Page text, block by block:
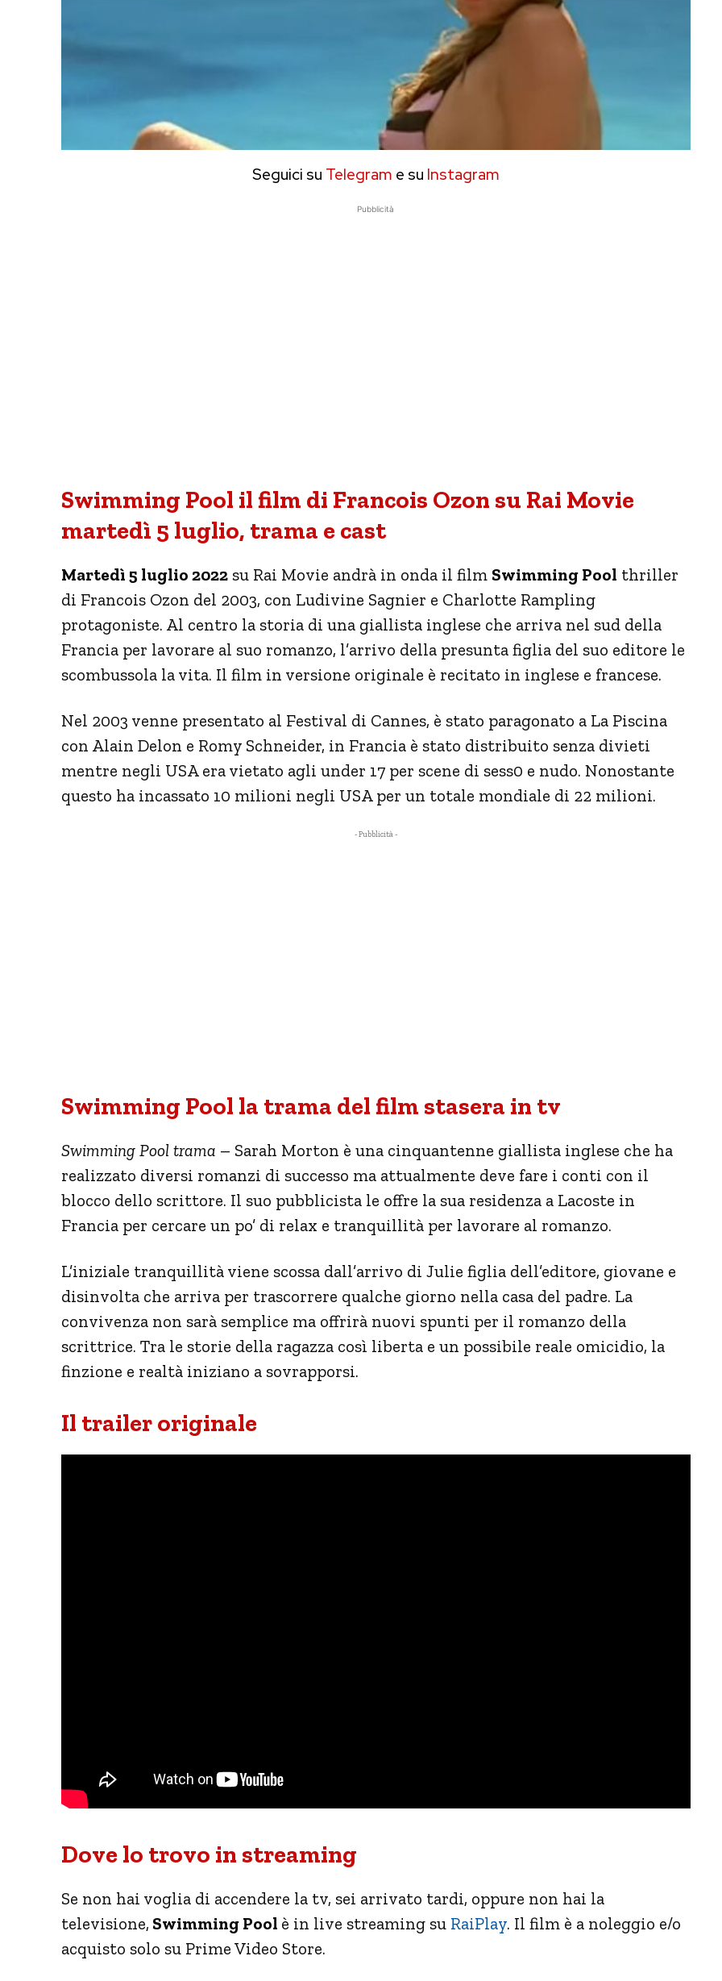
Seguici su Telegram e su Instagram
Pubblicità
Swimming Pool il film di Francois Ozon su Rai Movie
martedì 5 luglio, trama e cast
Martedì 5 luglio 2022 su Rai Movie andrà in onda il film Swimming Pool thriller
di Francois Ozon del 2003, con Ludivine Sagnier e Charlotte Rampling
protagoniste. Al centro la storia di una giallista inglese che arriva nel sud della
Francia per lavorare al suo romanzo, l’arrivo della presunta figlia del suo editore le
scombussola la vita. Il film in versione originale è recitato in inglese e francese.
Nel 2003 venne presentato al Festival di Cannes, è stato paragonato a La Piscina
con Alain Delon e Romy Schneider, in Francia è stato distribuito senza divieti
mentre negli USA era vietato agli under 17 per scene di sess0 e nudo. Nonostante
questo ha incassato 10 milioni negli USA per un totale mondiale di 22 milioni.
- Pubblicità -
Swimming Pool la trama del film stasera in tv
Swimming Pool trama – Sarah Morton è una cinquantenne giallista inglese che ha
realizzato diversi romanzi di successo ma attualmente deve fare i conti con il
blocco dello scrittore. Il suo pubblicista le offre la sua residenza a Lacoste in
Francia per cercare un po’ di relax e tranquillità per lavorare al romanzo.
L’iniziale tranquillità viene scossa dall’arrivo di Julie figlia dell’editore, giovane e
disinvolta che arriva per trascorrere qualche giorno nella casa del padre. La
convivenza non sarà semplice ma offrirà nuovi spunti per il romanzo della
scrittrice. Tra le storie della ragazza così liberta e un possibile reale omicidio, la
finzione e realtà iniziano a sovrapporsi.
Il trailer originale
Dove lo trovo in streaming
Se non hai voglia di accendere la tv, sei arrivato tardi, oppure non hai la
televisione, Swimming Pool è in live streaming su RaiPlay. Il film è a noleggio e/o
acquisto solo su Prime Video Store.